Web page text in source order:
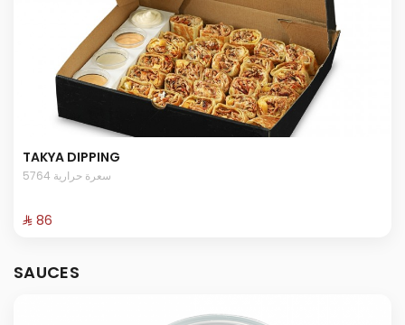
TAKYA DIPPING
5764 سعرة حرارية
⁨⁦‪‬ 86⁩
SAUCES